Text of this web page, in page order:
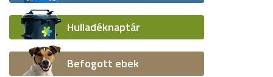
Hulladéknaptár
Befogott ebek